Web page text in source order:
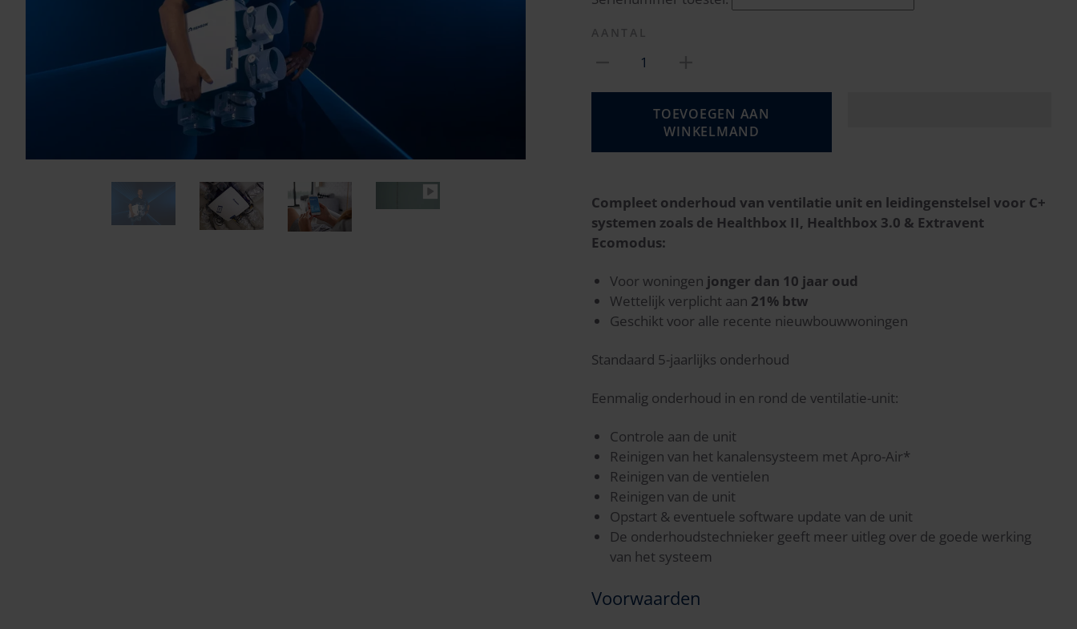
AANTAL
1
TOEVOEGEN AAN
WINKELMAND
Compleet onderhoud van ventilatie unit en leidingenstelsel voor C+
systemen zoals de Healthbox II, Healthbox 3.0 & Extravent
Ecomodus:
Voor woningen jonger dan 10 jaar oud
Wettelijk verplicht aan 21% btw
Geschikt voor alle recente nieuwbouwwoningen
Standaard 5-jaarlijks onderhoud
Eenmalig onderhoud in en rond de ventilatie-unit:
Controle aan de unit
Reinigen van het kanalensysteem met Apro-Air*
Reinigen van de ventielen
Reinigen van de unit
Opstart & eventuele software update van de unit
De onderhoudstechnieker geeft meer uitleg over de goede werking
van het systeem
Voorwaarden